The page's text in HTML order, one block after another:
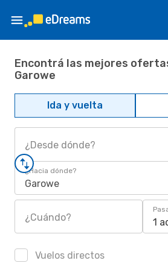
Encontrá las mejores
Garowe
Ida y vuelta
¿Desde dónde?
¿Hacia dónde?
Garowe
¿Cuándo? 1
Vuelos directos